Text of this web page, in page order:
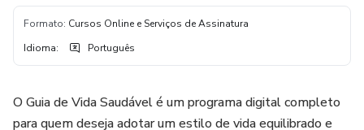
Formato: Cursos Online e Serviços de Assinatura
Idioma: Português
O Guia de Vida Saudável é um programa digital completo
para quem deseja adotar um estilo de vida equilibrado e